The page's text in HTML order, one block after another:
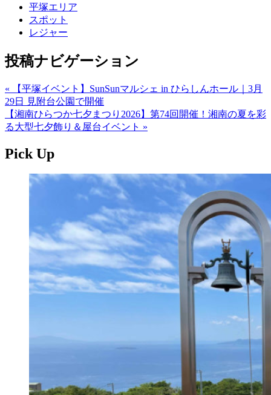
平塚エリア
スポット
レジャー
投稿ナビゲーション
« 【平塚イベント】SunSunマルシェ in ひらしんホール｜3月
29日 見附台公園で開催
【湘南ひらつか七夕まつり2026】第74回開催！湘南の夏を彩
る大型七夕飾り＆屋台イベント »
Pick Up